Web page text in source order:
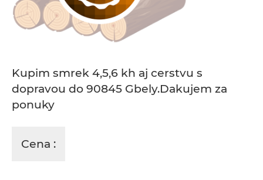
Kupim smrek 4,5,6 kh aj cerstvu s
dopravou do 90845 Gbely.Dakujem za
ponuky
Cena :